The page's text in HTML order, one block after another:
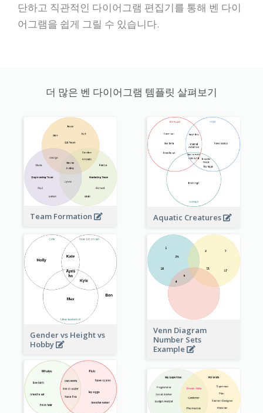
단하고 직관적인 다이어그램 편집기를 통해 벤 다이
어그램을 쉽게 그릴 수 있습니다.
더 많은 벤 다이어그램 템플릿 살펴보기
Team Formation Aquatic Creatures
Gender vs Height vs
Hobby
Venn Diagram
Number Sets
Example